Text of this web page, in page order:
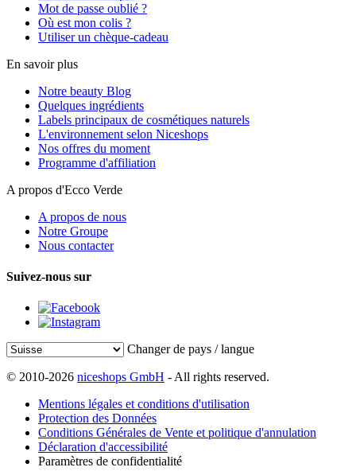
Mot de passe oublié ?
Où est mon colis ?
Utiliser un chèque-cadeau
En savoir plus
Notre beauty Blog
Quelques ingrédients
Labels principaux de cosmétiques naturels
L'environnement selon Niceshops
Nos offres du moment
Programme d'affiliation
A propos d'Ecco Verde
A propos de nous
Notre Groupe
Nous contacter
Suivez-nous sur
Changer de pays / langue
© 2010-2026 niceshops GmbH - All rights reserved.
Mentions légales et conditions d'utilisation
Protection des Données
Conditions Générales de Vente et politique d'annulation
Déclaration d'accessibilité
Paramètres de confidentialité